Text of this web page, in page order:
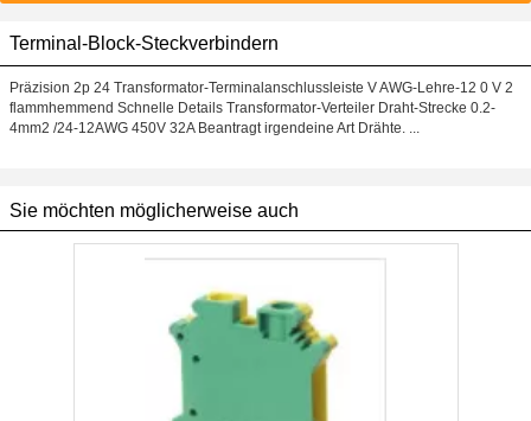
Terminal-Block-Steckverbindern
Präzision 2p 24 Transformator-Terminalanschlussleiste V AWG-Lehre-12 0 V 2
flammhemmend Schnelle Details Transformator-Verteiler Draht-Strecke 0.2-
4mm2 /24-12AWG 450V 32A Beantragt irgendeine Art Drähte. ...
Sie möchten möglicherweise auch